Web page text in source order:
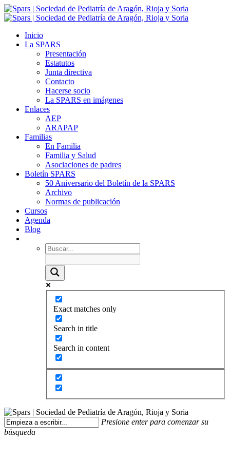
Inicio
La SPARS
Presentación
Estatutos
Junta directiva
Contacto
Hacerse socio
La SPARS en imágenes
Enlaces
AEP
ARAPAP
Familias
En Familia
Familia y Salud
Asociaciones de padres
Boletín SPARS
50 Aniversario del Boletín de la SPARS
Archivo
Normas de publicación
Cursos
Agenda
Blog
Exact matches only
Search in title
Search in content
Presione enter para comenzar su
búsqueda